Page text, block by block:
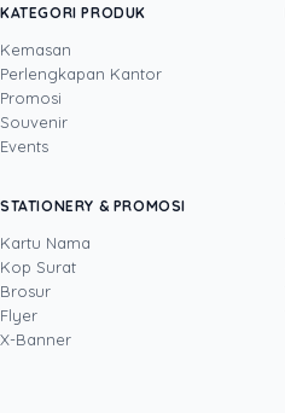
memperkuat awareness
DITULIS OLEH
Video Editor yang
konten digital
kebutuhan
memproduksi
konten visual
dari kemasan,
merchandise,
KATEGORI PRODUK
Kemasan
Perlengkapan Kantor
Promosi
Souvenir
Events
STATIONERY & PROMOSI
Kartu Nama
Kop Surat
Brosur
Flyer
X-Banner